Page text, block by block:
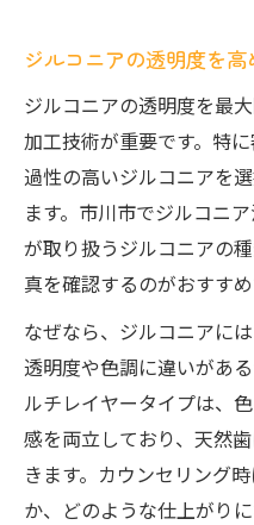
ジルコニアの透明度を
ジルコニアの透明度を最
加工技術が重要です。特
過性の高いジルコニアを
ます。市川市でジルコニ
が取り扱うジルコニアの
真を確認するのがおすすめ
なぜなら、ジルコニアに
透明度や色調に違いがあ
ルチレイヤータイプは、
感を両立しており、天然
きます。カウンセリング
か、どのような仕上がり